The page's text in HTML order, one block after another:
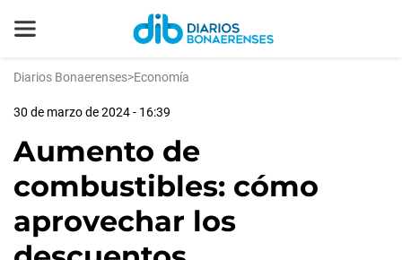
Diarios Bonaerenses>Economía
30 de marzo de 2024 - 16:39
Aumento de
combustibles: cómo
aprovechar los